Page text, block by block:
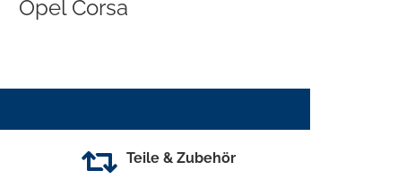
Opel Corsa
Teile & Zubehör